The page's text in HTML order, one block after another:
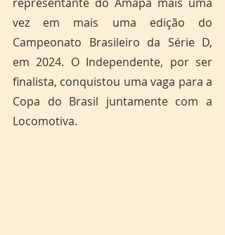
vez em mais uma edição do
Campeonato Brasileiro da Série D,
em 2024. O Independente, por ser
finalista, conquistou uma vaga para a
Copa do Brasil juntamente com a
Locomotiva.